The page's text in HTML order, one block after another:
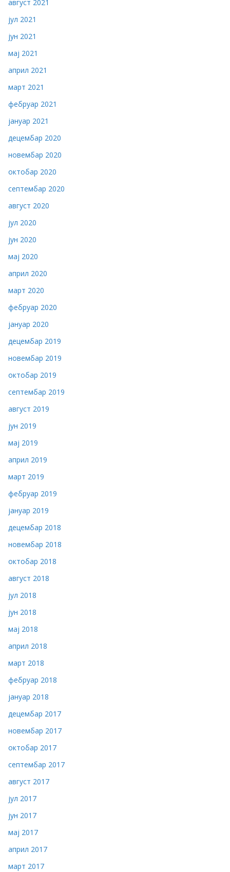
август 2021
јул 2021
јун 2021
мај 2021
април 2021
март 2021
фебруар 2021
јануар 2021
децембар 2020
новембар 2020
октобар 2020
септембар 2020
август 2020
јул 2020
јун 2020
мај 2020
април 2020
март 2020
фебруар 2020
јануар 2020
децембар 2019
новембар 2019
октобар 2019
септембар 2019
август 2019
јун 2019
мај 2019
април 2019
март 2019
фебруар 2019
јануар 2019
децембар 2018
новембар 2018
октобар 2018
август 2018
јул 2018
јун 2018
мај 2018
април 2018
март 2018
фебруар 2018
јануар 2018
децембар 2017
новембар 2017
октобар 2017
септембар 2017
август 2017
јул 2017
јун 2017
мај 2017
април 2017
март 2017